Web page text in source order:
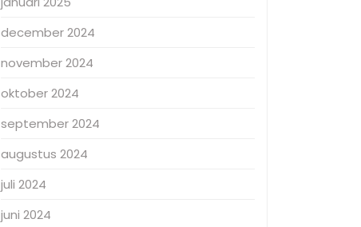
december 2024
november 2024
oktober 2024
september 2024
augustus 2024
juli 2024
juni 2024